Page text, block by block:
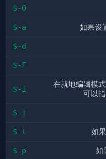
$-0
$-a 如果设
$-d
$-F
$-i
在就地编辑模
可以
$-I
$-l 如
$-p 如